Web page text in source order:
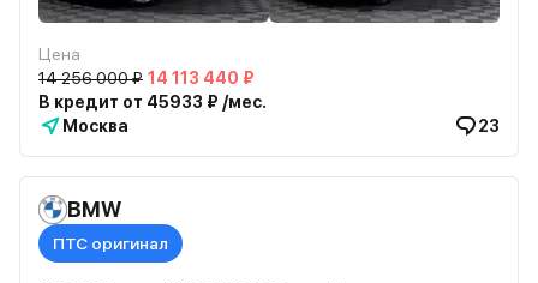
Цена
14 256 000 ₽ 14 113 440 ₽
В кредит от 45933 ₽ /мес.
Москва
23
BMW
ПТС оригинал